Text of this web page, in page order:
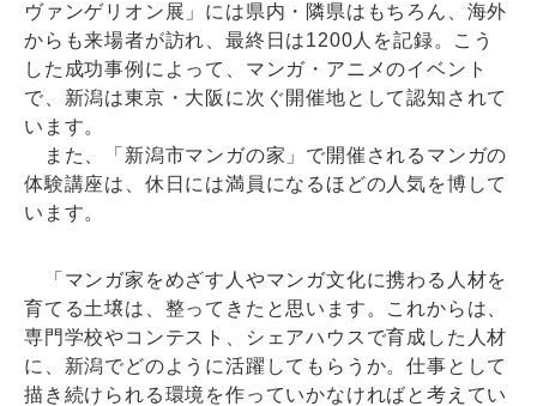
ヴァンゲリオン展」には県内・隣県はもちろん、海外
からも来場者が訪れ、最終日は1200人を記録。こう
した成功事例によって、マンガ・アニメのイベント
で、新潟は東京・大阪に次ぐ開催地として認知されて
います。
また、「新潟市マンガの家」で開催されるマンガの
体験講座は、休日には満員になるほどの人気を博して
います。
「マンガ家をめざす人やマンガ文化に携わる人材を
育てる土壌は、整ってきたと思います。これからは、
専門学校やコンテスト、シェアハウスで育成した人材
に、新潟でどのように活躍してもらうか。仕事として
描き続けられる環境を作っていかなければと考えてい